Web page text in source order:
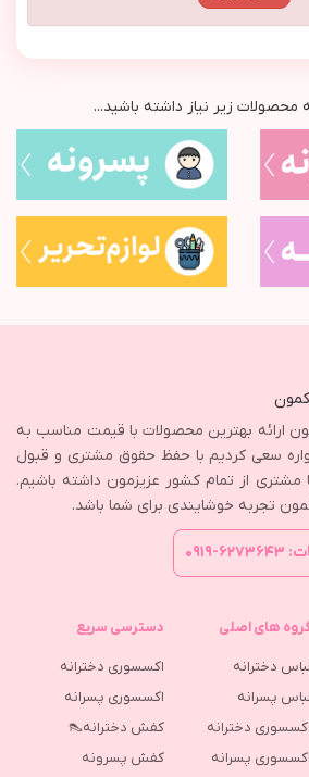
زیر نیاز داشته باشید...
کمون
ارائه بهترین محصولات با قیمت مناسب به
سعی کردیم با حفظ حقوق مشتری و قبول
از تمام کشور عزیزمون داشته باشیم.
تجربه خوشایندی برای شما باشد.
های اصلی
لباس دخترانه
لباس پسرانه
اکسسوری دخترانه
اکسسوری پسرانه
دسترسی سریع
اکسسوری دخترانه
اکسسوری پسرانه
کفش دخترانه👠
كفش پسرونه